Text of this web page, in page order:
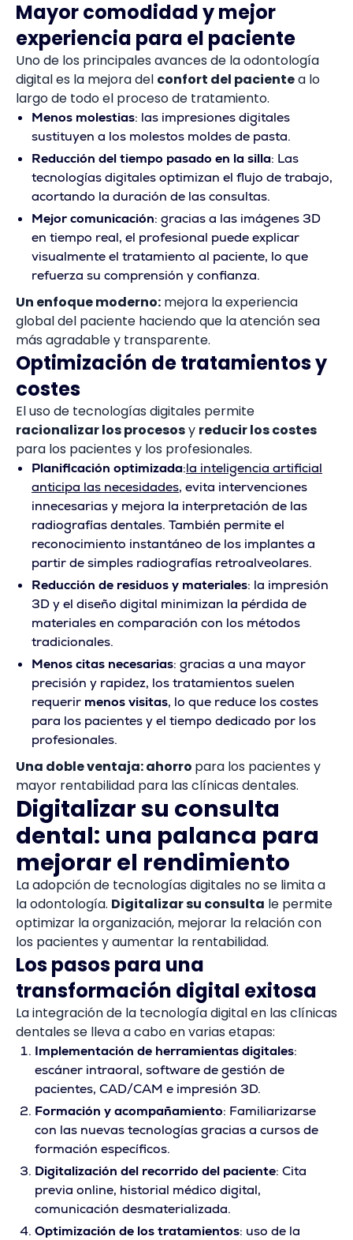
Mayor comodidad y mejor
experiencia para el paciente
Uno de los principales avances de la odontología
digital es la mejora del confort del pacientea lo
largo de todo el proceso de tratamiento.
Menos molestias: las impresiones digitales
sustituyen a los molestos moldes de pasta.
Reducción del tiempo pasado en la silla: Las
tecnologías digitales optimizan el flujo de trabajo,
acortando la duración de las consultas.
Mejor comunicación: gracias a las imágenes 3D
en tiempo real, el profesional puede explicar
visualmente el tratamiento al paciente, lo que
refuerza su comprensión y confianza.
Un enfoque moderno: mejora la experiencia
global del paciente haciendo que la atención sea
más agradable y transparente.
Optimización de tratamientos y
costes
El uso de tecnologías digitales permite
racionalizar los procesosy reducir los costes
para los pacientes y los profesionales.
Planificación optimizada:la inteligencia artificial
anticipa las necesidades, evita intervenciones
innecesarias y mejora la interpretación de las
radiografías dentales. También permite el
reconocimiento instantáneo de los implantes a
partir de simples radiografías retroalveolares.
Reducción de residuos y materiales: la impresión
3D y el diseño digital minimizan la pérdida de
materiales en comparación con los métodos
tradicionales.
Menos citas necesarias: gracias a una mayor
precisión y rapidez, los tratamientos suelen
requerir menos visitas, lo que reduce los costes
para los pacientes y el tiempo dedicado por los
profesionales.
Una doble ventaja: ahorro para los pacientes y
mayor rentabilidad para las clínicas dentales.
Digitalizar su consulta
dental: una palanca para
mejorar el rendimiento
La adopción de tecnologías digitales no se limita a
la odontología. Digitalizar su consulta le permite
optimizar la organización, mejorar la relación con
los pacientes y aumentar la rentabilidad.
Los pasos para una
transformación digital exitosa
La integración de la tecnología digital en las clínicas
dentales se lleva a cabo en varias etapas:
Implementación de herramientas digitales:
escáner intraoral, software de gestión de
pacientes, CAD/CAM e impresión 3D.
Formación y acompañamiento: Familiarizarse
con las nuevas tecnologías gracias a cursos de
formación específicos.
Digitalización del recorrido del paciente: Cita
previa online, historial médico digital,
comunicación desmaterializada.
Optimización de los tratamientos: uso de la